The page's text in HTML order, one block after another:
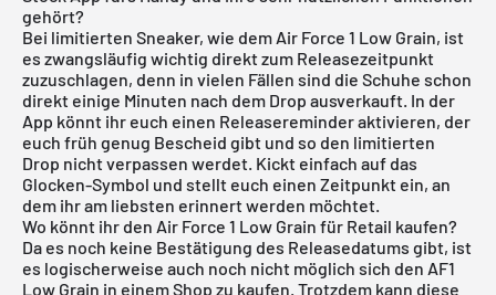
gehört?
Bei limitierten Sneaker, wie dem Air Force 1 Low Grain, ist
es zwangsläufig wichtig direkt zum Releasezeitpunkt
zuzuschlagen, denn in vielen Fällen sind die Schuhe schon
direkt einige Minuten nach dem Drop ausverkauft. In der
App könnt ihr euch einen Releasereminder aktivieren, der
euch früh genug Bescheid gibt und so den limitierten
Drop nicht verpassen werdet. Kickt einfach auf das
Glocken-Symbol und stellt euch einen Zeitpunkt ein, an
dem ihr am liebsten erinnert werden möchtet.
Wo könnt ihr den Air Force 1 Low Grain für Retail kaufen?
Da es noch keine Bestätigung des Releasedatums gibt, ist
es logischerweise auch noch nicht möglich sich den AF1
Low Grain in einem Shop zu kaufen. Trotzdem kann diese